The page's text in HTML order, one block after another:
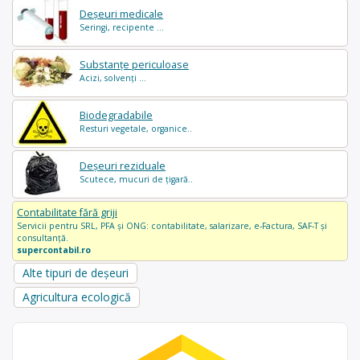
Deșeuri medicale
Seringi, recipente ...
Substanțe periculoase
Acizi, solvenți ...
Biodegradabile
Resturi vegetale, organice..
Deșeuri reziduale
Scutece, mucuri de țigară..
Contabilitate fără griji
Servicii pentru SRL, PFA și ONG: contabilitate, salarizare, e-Factura, SAF-T și
consultanță.
supercontabil.ro
Alte tipuri de deșeuri
Agricultura ecologică